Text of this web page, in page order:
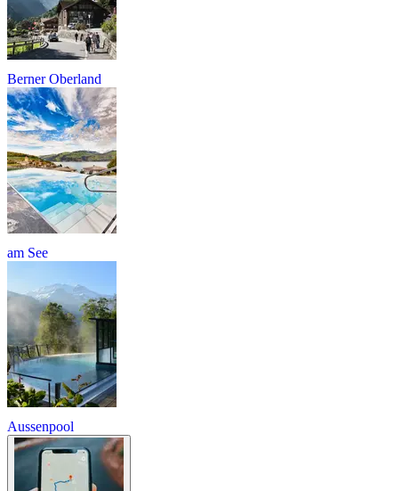
Berner Oberland
am See
Aussenpool